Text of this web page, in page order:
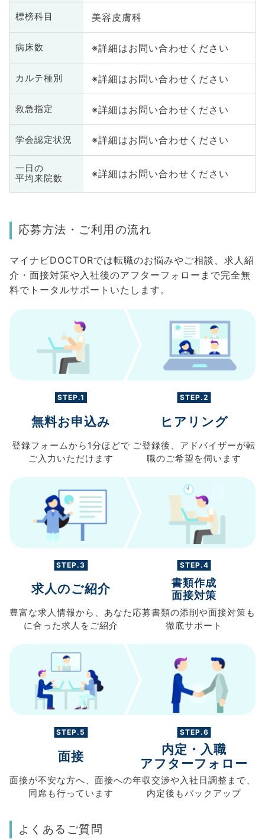
標榜科目 美容皮膚科
病床数 ※詳細はお問い合わせください
カルテ種別 ※詳細はお問い合わせください
救急指定 ※詳細はお問い合わせください
学会認定状況 ※詳細はお問い合わせください
一日の
平均来院数
※詳細はお問い合わせください
応募方法・ご利用の流れ
マイナビDOCTORでは転職のお悩みやご相談、求人紹
介・面接対策や入社後のアフターフォローまで完全無
料でトータルサポートいたします。
STEP.1
無料お申込み
登録フォームから 1分ほどで
ご入力 いただけます
STEP.2
ヒアリング
ご登録後、 アドバイザーが転
職のご希望を伺います
STEP.3
求人のご紹介
豊富な求人情報から、 あなた
に合った求人を ご紹介
STEP.4
書類作成
面接対策
応募書類の添削や面接対策も
徹底サポート
STEP.5
面接
面接が不安な方へ、 面接への
同席も行っています
STEP.6
内定・入職
アフターフォロー
年収交渉や入社日調整まで、
内定後もバックアップ
よくあるご質問